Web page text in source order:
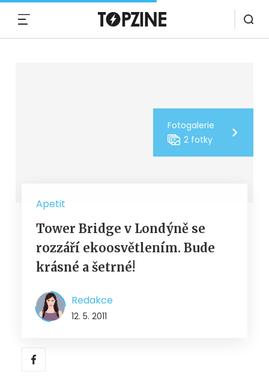
Fotogalerie
2 fotky
Apetit
Tower Bridge v Londýně se
rozzáří ekoosvětlením. Bude
krásné a šetrné!
Redakce
12. 5. 2011